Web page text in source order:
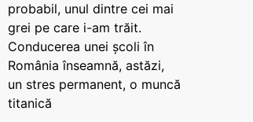
probabil, unul dintre cei mai
grei pe care i-am trăit.
Conducerea unei școli în
România înseamnă, astăzi,
un stres permanent, o muncă
titanică